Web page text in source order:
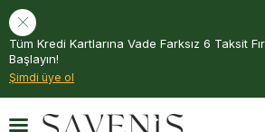
Tüm Kredi Kartlarına Vade Farksız 6 Taksit
Başlayın!
Şimdi üye ol